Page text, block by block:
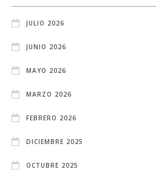
JULIO 2026
JUNIO 2026
MAYO 2026
MARZO 2026
FEBRERO 2026
DICIEMBRE 2025
OCTUBRE 2025